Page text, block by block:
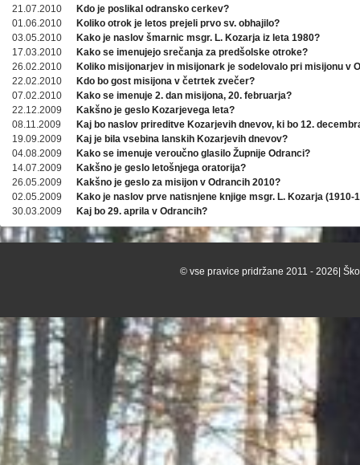
21.07.2010
Kdo je poslikal odransko cerkev?
01.06.2010
Koliko otrok je letos prejeli prvo sv. obhajilo?
03.05.2010
Kako je naslov šmarnic msgr. L. Kozarja iz leta 1980?
17.03.2010
Kako se imenujejo srečanja za predšolske otroke?
26.02.2010
Koliko misijonarjev in misijonark je sodelovalo pri misijonu v
22.02.2010
Kdo bo gost misijona v četrtek zvečer?
07.02.2010
Kako se imenuje 2. dan misijona, 20. februarja?
22.12.2009
Kakšno je geslo Kozarjevega leta?
08.11.2009
Kaj bo naslov prireditve Kozarjevih dnevov, ki bo 12.
19.09.2009
Kaj je bila vsebina lanskih Kozarjevih dnevov?
04.08.2009
Kako se imenuje veroučno glasilo Župnije Odranci?
14.07.2009
Kakšno je geslo letošnjega oratorija?
26.05.2009
Kakšno je geslo za misijon v Odrancih 2010?
02.05.2009
Kako je naslov prve natisnjene knjige msgr. L. Kozarja (1910-
30.03.2009
Kaj bo 29. aprila v Odrancih?
© vse pravice pridržane 2011 - 2026|